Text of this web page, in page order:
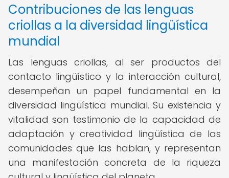
Contribuciones de las lenguas
criollas a la diversidad lingüística
mundial
Las lenguas criollas, al ser productos del
contacto lingüístico y la interacción cultural,
desempeñan un papel fundamental en la
diversidad lingüística mundial. Su existencia y
vitalidad son testimonio de la capacidad de
adaptación y creatividad lingüística de las
comunidades que las hablan, y representan
una manifestación concreta de la riqueza